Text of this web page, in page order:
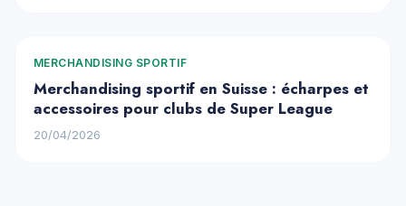
MERCHANDISING SPORTIF
Merchandising sportif en Suisse : écharpes et
accessoires pour clubs de Super League
20/04/2026